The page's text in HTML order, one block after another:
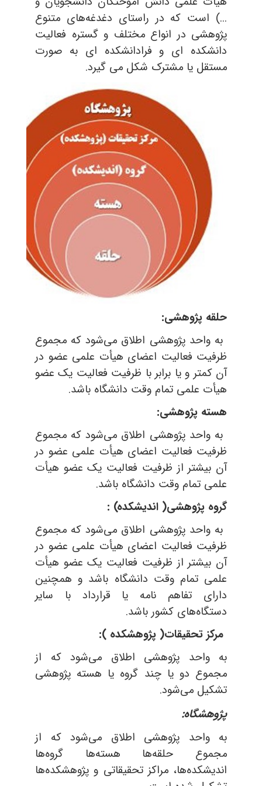
...) است که در راستای دغدغه‌های متنوع
پژوهشی در انواع مختلف و گستره فعالیت
دانشکده ای و فرادانشکده ای به صورت
مستقل یا مشترک شکل می گیرد.
حلقه پژوهشی:
به واحد پژوهشی اطلاق می‌شود که مجموع
ظرفیت فعالیت اعضای هیأت علمی عضو در
آن کمتر و یا برابر با ظرفیت فعالیت یک عضو
هیأت علمی تمام وقت دانشگاه باشد.
هسته پژوهشی:
به واحد پژوهشی اطلاق می‌شود که مجموع
ظرفیت فعالیت اعضای هیأت علمی عضو در
آن بیشتر از ظرفیت فعالیت یک عضو هیأت
علمی تمام وقت دانشگاه باشد.
گروه پژوهشی( اندیشکده) :
به واحد پژوهشی اطلاق می‌شود که مجموع
ظرفیت فعالیت اعضای هیأت علمی عضو در
آن بیشتر از ظرفیت فعالیت یک عضو هیأت
علمی تمام وقت دانشگاه باشد و همچنین
دارای تفاهم نامه یا قرارداد با سایر
دستگاه‌های کشور باشد.
مرکز تحقیقات( پژوهشکده ):
به واحد پژوهشی اطلاق می‌شود که از
مجموع دو یا چند گروه یا هسته پژوهشی
تشکیل می‌شود.
پژوهشگاه:
به واحد پژوهشی اطلاق می‌شود که از
مجموع حلقه‌ها هسته‌ها گروه‌ها
اندیشکده‌ها، مراکز تحقیقاتی و پژوهشکده‌ها